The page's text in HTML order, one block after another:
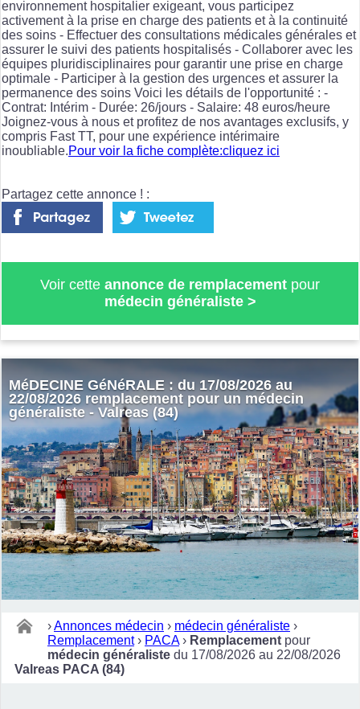
environnement hospitalier exigeant, vous participez
activement à la prise en charge des patients et à la continuité
des soins - Effectuer des consultations médicales générales et
assurer le suivi des patients hospitalisés - Collaborer avec les
équipes pluridisciplinaires pour garantir une prise en charge
optimale - Participer à la gestion des urgences et assurer la
permanence des soins Voici les détails de l'opportunité : -
Contrat: Intérim - Durée: 26/jours - Salaire: 48 euros/heure
Joignez-vous à nous et profitez de nos avantages exclusifs, y
compris Fast TT, pour une expérience intérimaire
inoubliable.Pour voir la fiche complète:cliquez ici
Partagez cette annonce ! :
Voir cette annonce de remplacement pour
médecin généraliste>
MéDECINE GéNéRALE : du 17/08/2026 au
22/08/2026 remplacement pour un médecin
généraliste - Valreas (84)
›Annonces médecin › médecin généraliste ›
Remplacement › PACA › Remplacement pour
médecin généraliste du 17/08/2026 au 22/08/2026
Valreas PACA (84)